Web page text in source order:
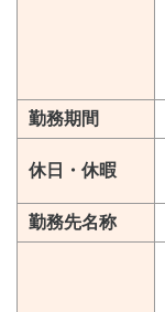
勤務期間
休日・休暇
勤務先名称